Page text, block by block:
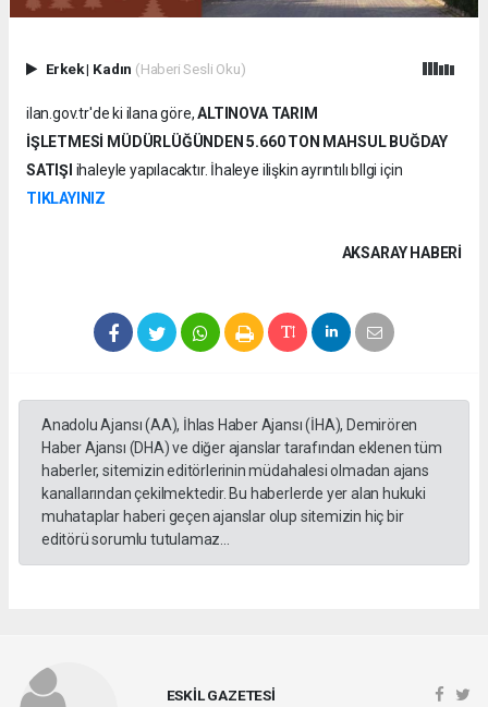
Erkek| Kadın (Haberi Sesli Oku)
ilan.gov.tr'de ki ilana göre,ALTINOVA TARIM
İŞLETMESİ MÜDÜRLÜĞÜNDEN5.660 TON MAHSUL BUĞDAY
SATIŞI ihaleyle yapılacaktır. İhaleye ilişkin ayrıntılı bllgi için
TIKLAYINIZ
AKSARAY HABERİ
Anadolu Ajansı (AA), İhlas Haber Ajansı (İHA), Demirören
Haber Ajansı (DHA) ve diğer ajanslar tarafından eklenen tüm
haberler, sitemizin editörlerinin müdahalesi olmadan ajans
kanallarından çekilmektedir. Bu haberlerde yer alan hukuki
muhataplar haberi geçen ajanslar olup sitemizin hiç bir
editörü sorumlu tutulamaz...
ESKİL GAZETESİ